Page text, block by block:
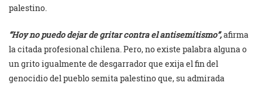
palestino.
“Hoy no puedo dejar de gritar contra el antisemitismo”,afirma
la citada profesional chilena. Pero, no existe palabra alguna o
un grito igualmente de desgarrador que exija el fin del
genocidio del pueblo semita palestino que, su admirada